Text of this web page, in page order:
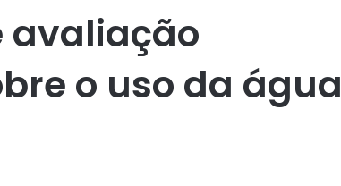
avaliação
o uso da água